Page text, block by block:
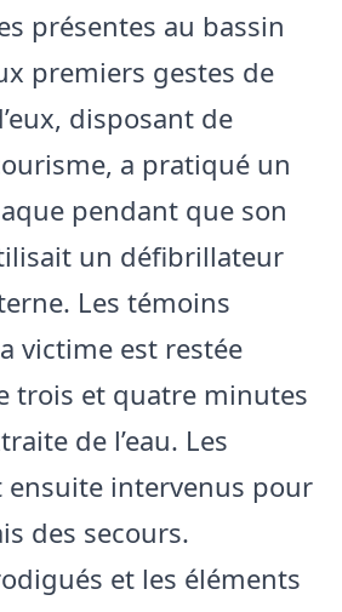
présentes au bassin
premiers gestes de
disposant de
a pratiqué un
pendant que son
un défibrillateur
Les témoins
victime est restée
trois et quatre minutes
de l’eau. Les
intervenus pour
des secours.
et les éléments